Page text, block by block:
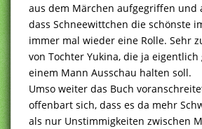
aus dem Märchen aufgegriffen und
dass Schneewittchen die schönste
immer mal wieder eine Rolle. Sehr
von Tochter Yukina, die ja eigentlich
einem Mann Ausschau halten soll.
Umso weiter das Buch
offenbart sich, dass es da mehr
als nur Unstimmigkeiten zwischen